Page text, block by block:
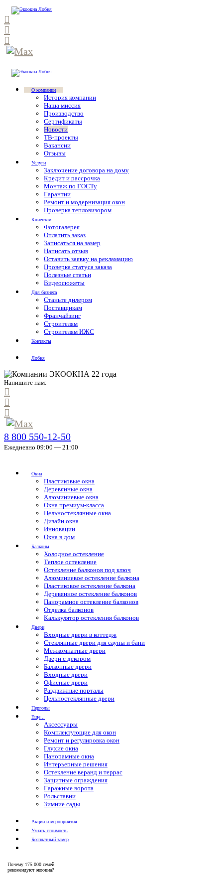
О компании
История компании
Наша миссия
Производство
Сертификаты
Новости
ТВ-проекты
Вакансии
Отзывы
Услуги
Заключение договора на дому
Кредит и рассрочка
Монтаж по ГОСТу
Гарантии
Ремонт и модернизация окон
Проверка тепловизором
Клиентам
Фотогалерея
Оплатить заказ
Записаться на замер
Написать отзыв
Оставить заявку на рекламацию
Проверка статуса заказа
Полезные статьи
Видеосюжеты
Для бизнеса
Станьте дилером
Поставщикам
Франчайзинг
Строителям
Строителям ИЖС
Контакты
Лобня
Напишите нам:
8 800 550-12-50
Ежедневно 09:00 — 21:00
Окна
Пластиковые окна
Деревянные окна
Алюминиевые окна
Окна премиум-класса
Цельностеклянные окна
Дизайн окна
Инновации
Окна в дом
Балконы
Холодное остекление
Теплое остекление
Остекление балконов под ключ
Алюминиевое остекление балкона
Пластиковое остекление балкона
Деревянное остекление балконов
Панорамное остекление балконов
Отделка балконов
Калькулятор остекления балконов
Двери
Входные двери в коттедж
Стеклянные двери для сауны и бани
Межкомнатные двери
Двери с декором
Балконные двери
Входные двери
Офисные двери
Раздвижные порталы
Цельностеклянные двери
Перголы
Еще...
Аксессуары
Комплектующие для окон
Ремонт и регулировка окон
Глухие окна
Панорамные окна
Интерьерные решения
Остекление веранд и террас
Защитные ограждения
Гаражные ворота
Рольставни
Зимние сады
Акции и мероприятия
Узнать стоимость
Бесплатный замер
Почему 175 000 семей
рекомендуют экоокна?